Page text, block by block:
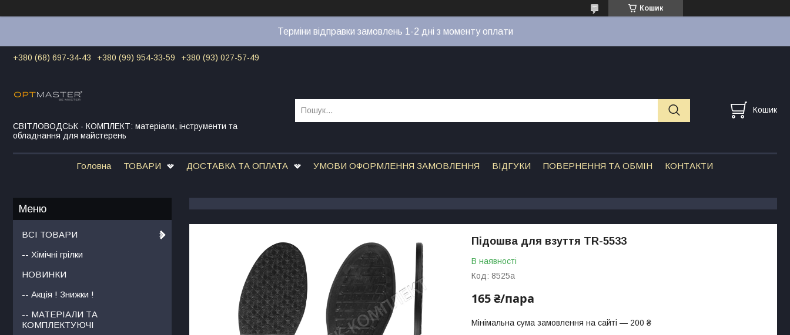
Кошик
Терміни відправки замовлень 1-2 дні з моменту оплати
+380 (68) 697-34-43 +380 (99) 954-33-59 +380 (93) 027-57-49
СВІТЛОВОДСЬК - КОМПЛЕКТ: матеріали, інструменти та
обладнання для майстерень
Кошик
Головна ТОВАРИ ДОСТАВКА ТА ОПЛАТА УМОВИ ОФОРМЛЕННЯ ЗАМОВЛЕННЯ ВІДГУКИ ПОВЕРНЕННЯ ТА ОБМІН КОНТАКТИ
Підошва для взуття TR-5533
В наявності
Код: 8525a
165 ₴/пара
Мінімальна сума замовлення на сайті — 200 ₴
ВСІ ТОВАРИ
-- Хімічні грілки
НОВИНКИ
-- Акція ! Знижки !
-- МАТЕРІАЛИ ТА
КОМПЛЕКТУЮЧІ